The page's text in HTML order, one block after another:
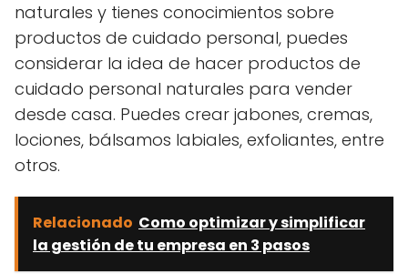
naturales y tienes conocimientos sobre
productos de cuidado personal, puedes
considerar la idea de hacer productos de
cuidado personal naturales para vender
desde casa. Puedes crear jabones, cremas,
lociones, bálsamos labiales, exfoliantes, entre
otros.
Relacionado Como optimizar y simplificar
la gestión de tu empresa en 3 pasos